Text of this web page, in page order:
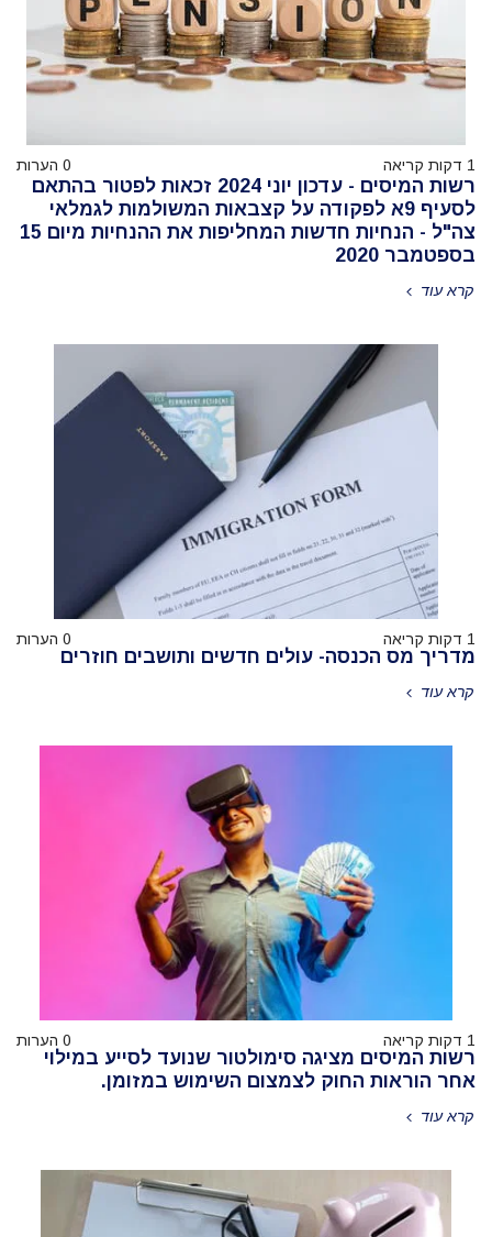
1 דקות קריאה 0 הערות
רשות המיסים - עדכון יוני 2024 זכאות לפטור בהתאם
לסעיף 9א לפקודה על קצבאות המשולמות לגמלאי
צה"ל - הנחיות חדשות המחליפות את ההנחיות מיום 15
בספטמבר 2020
קרא עוד
1 דקות קריאה 0 הערות
מדריך מס הכנסה- עולים חדשים ותושבים חוזרים
קרא עוד
1 דקות קריאה 0 הערות
רשות המיסים מציגה סימולטור שנועד לסייע במילוי
אחר הוראות החוק לצמצום השימוש במזומן.
קרא עוד